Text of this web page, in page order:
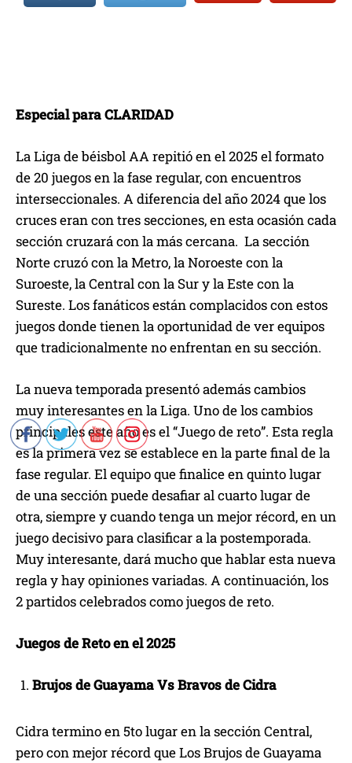
Especial para CLARIDAD
La Liga de béisbol AA repitió en el 2025 el formato
de 20 juegos en la fase regular, con encuentros
interseccionales. A diferencia del año 2024 que los
cruces eran con tres secciones, en esta ocasión cada
sección cruzará con la más cercana. La sección
Norte cruzó con la Metro, la Noroeste con la
Suroeste, la Central con la Sur y la Este con la
Sureste. Los fanáticos están complacidos con estos
juegos donde tienen la oportunidad de ver equipos
que tradicionalmente no enfrentan en su sección.
La nueva temporada presentó además cambios
muy interesantes en la Liga. Uno de los cambios
principales este año es el “Juego de reto”. Esta regla
es la primera vez se establece en la parte final de la
fase regular. El equipo que finalice en quinto lugar
de una sección puede desafiar al cuarto lugar de
otra, siempre y cuando tenga un mejor récord, en un
juego decisivo para clasificar a la postemporada.
Muy interesante, dará mucho que hablar esta nueva
regla y hay opiniones variadas. A continuación, los
2 partidos celebrados como juegos de reto.
Juegos de Reto en el 2025
Brujos de Guayama Vs Bravos de Cidra
Cidra termino en 5to lugar en la sección Central,
pero con mejor récord que Los Brujos de Guayama